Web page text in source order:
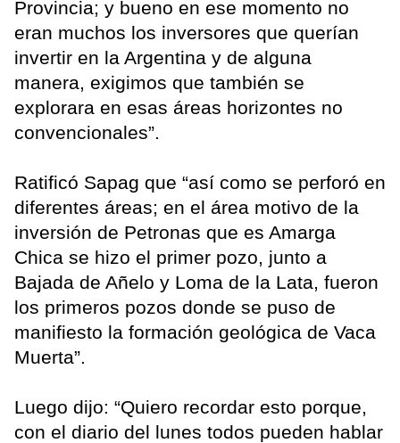
Provincia; y bueno en ese momento no
eran muchos los inversores que querían
invertir en la Argentina y de alguna
manera, exigimos que también se
explorara en esas áreas horizontes no
convencionales”.
Ratificó Sapag que “así como se perforó en
diferentes áreas; en el área motivo de la
inversión de Petronas que es Amarga
Chica se hizo el primer pozo, junto a
Bajada de Añelo y Loma de la Lata, fueron
los primeros pozos donde se puso de
manifiesto la formación geológica de Vaca
Muerta”.
Luego dijo: “Quiero recordar esto porque,
con el diario del lunes todos pueden hablar